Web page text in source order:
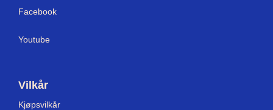
Facebook
Youtube
Vilkår
Kjøpsvilkår